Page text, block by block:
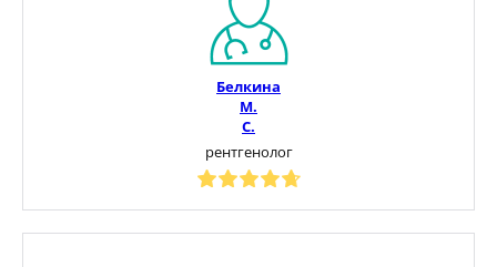
Белкина
М.
С.
рентгенолог